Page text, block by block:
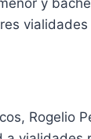
Rogelio